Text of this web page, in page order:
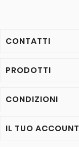
CONTATTI
PRODOTTI
CONDIZIONI
IL TUO ACCOUNT